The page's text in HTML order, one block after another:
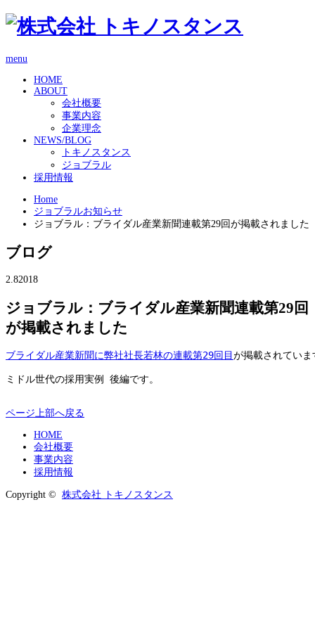
menu
HOME
ABOUT
会社概要
事業内容
企業理念
NEWS/BLOG
トキノスタンス
ジョブラル
採用情報
Home
ジョブラルお知らせ
ジョブラル：ブライダル産業新聞連載第29回が掲載されました
ブログ
2.82018
ジョブラル：ブライダル産業新聞連載第29回
が掲載されました
ブライダル産業新聞に弊社社長若林の連載第29回目が掲載されていま
ミドル世代の採用実例 後編です。
ページ上部へ戻る
HOME
会社概要
事業内容
採用情報
Copyright © 株式会社 トキノスタンス